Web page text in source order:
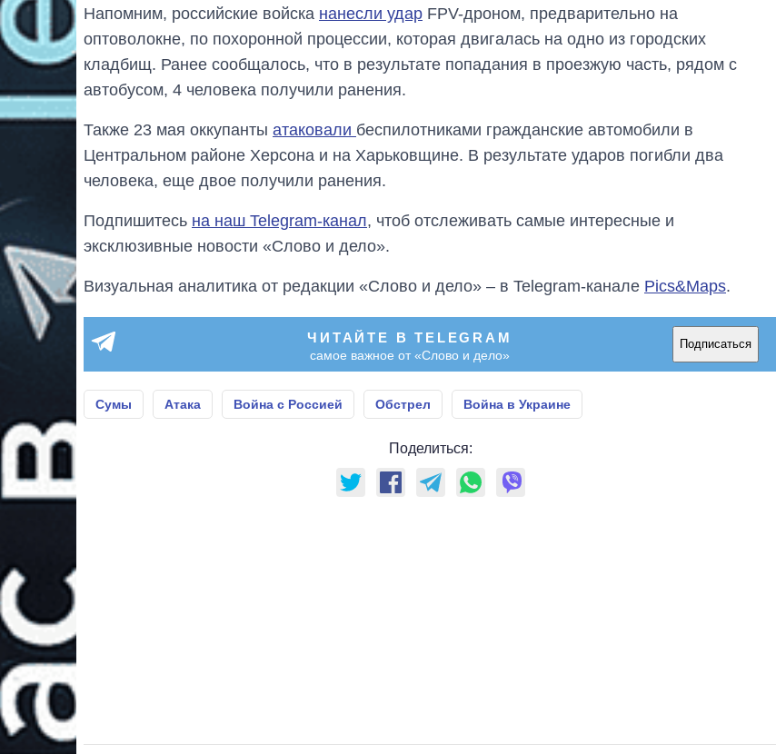
Напомним, российские войска нанесли удар FPV-дроном, предварительно на
оптоволокне, по похоронной процессии, которая двигалась на одно из городских
кладбищ. Ранее сообщалось, что в результате попадания в проезжую часть, рядом с
автобусом, 4 человека получили ранения.
Также 23 мая оккупанты атаковали беспилотниками гражданские автомобили в
Центральном районе Херсона и на Харьковщине. В результате ударов погибли два
человека, еще двое получили ранения.
Подпишитесь на наш Telegram-канал, чтоб отслеживать самые интересные и
эксклюзивные новости «Слово и дело».
Визуальная аналитика от редакции «Слово и дело» – в Telegram-канале Pics&Maps.
ЧИТАЙТЕ В TELEGRAM
самое важное от «Слово и дело»
Подписаться
Сумы Атака Война с Россией Обстрел Война в Украине
Поделиться: